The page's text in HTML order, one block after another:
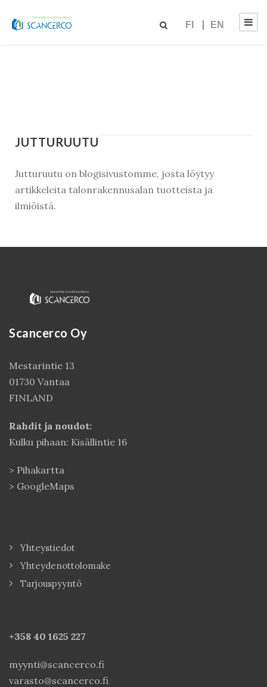
FI EN
JUTTURUUTU
Jutturuutu on blogisivustomme, josta löytyy
artikkeleita talonrakennusalan tuotteista ja
ilmiöistä.
Scancerco Oy
Mestarintie 13
01730 Vantaa
FINLAND
Rahdit ja noudot:
Kulku pihaan: Kisällintie 16
> Pihakartta
> GoogleMaps
Yhteystiedot
Yhteydenottolomake
Tarjouspyyntö
+358 40 1625 227
myynti@scancerco.fi
varasto@scancerco.fi